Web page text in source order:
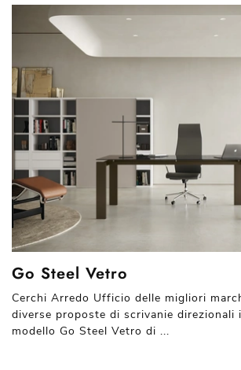
Go Steel Vetro
Cerchi Arredo Ufficio delle migliori
diverse proposte di scrivanie direzionali
modello Go Steel Vetro di ...